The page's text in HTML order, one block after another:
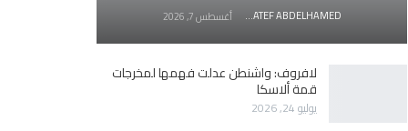
AWATEF ABDELHAMED أغسطس 7, 2026
لافروف: واشنطن عدلت فهمها لمخرجات
قمة ألاسكا
يوليو 24, 2026